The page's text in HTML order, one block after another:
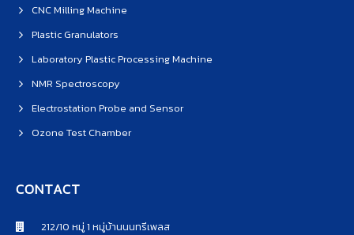
CNC Milling Machine
Plastic Granulators
Laboratory Plastic Processing Machine
NMR Spectroscopy
Electrostation Probe and Sensor
Ozone Test Chamber
CONTACT
212/10 หมู่ 1 หมู่บ้านนนทรีเพลส